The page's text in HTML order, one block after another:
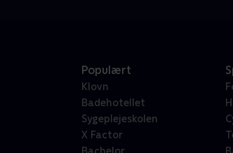
Populært
Klovn
Badehotellet
Sygeplejeskolen
X Factor